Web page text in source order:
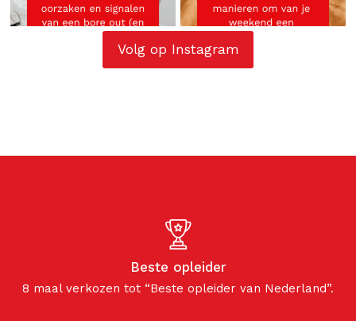
Volg op Instagram
Beste opleider
8 maal verkozen tot “Beste opleider van Nederland”.